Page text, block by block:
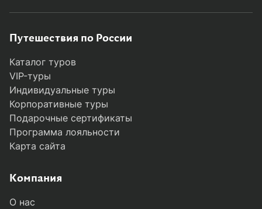
Путешествия по России
Каталог туров
VIP-туры
Индивидуальные туры
Корпоративные туры
Подарочные сертификаты
Программа лояльности
Карта сайта
Компания
О нас